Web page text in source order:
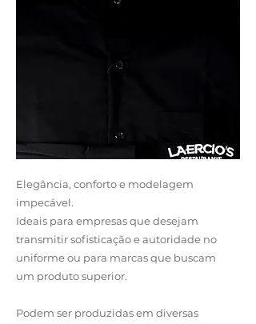
Elegância, conforto e modelagem
impecável.
Ideais para empresas que desejam
transmitir sofisticação e autoridade no
uniforme ou para marcas que buscam
um produto superior.
Podem ser produzidas em diversas